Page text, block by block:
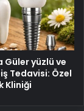
Güler yüzlü ve
Tedavisi: Özel
Kliniği